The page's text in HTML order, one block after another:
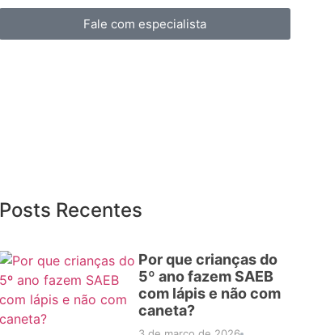
Fale com especialista
Posts Recentes
Por que crianças do
5º ano fazem SAEB
com lápis e não com
caneta?